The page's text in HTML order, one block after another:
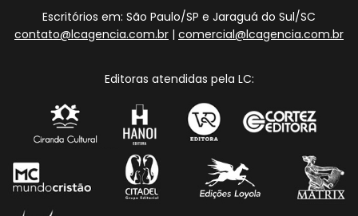
Escritórios em: São Paulo/SP e Jaraguá do Sul/SC
contato@lcagencia.com.br | comercial@lcagencia.com.br
Editoras atendidas pela LC: